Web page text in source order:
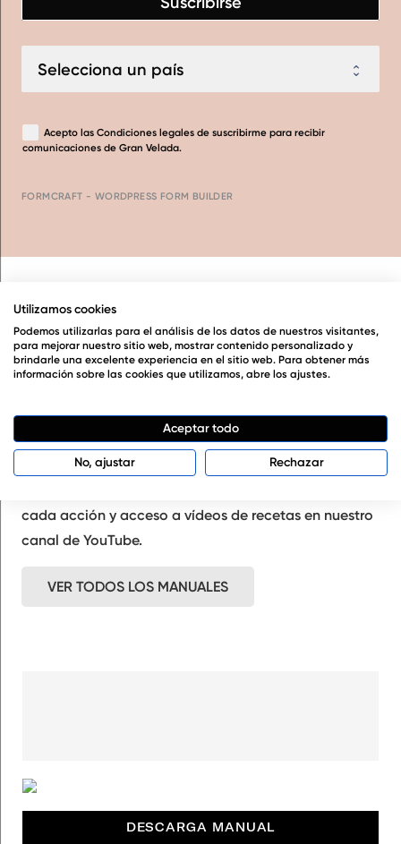
Acepto las Condiciones legalesde suscribirme para recibir
comunicaciones de Gran Velada.
FORMCRAFT - WORDPRESS FORM BUILDER
Descarga los manuales de Gran Velada gratis. Una
recetas, trucos, consejos y recomendaciones.
Una fuente de inspiración para tu creatividad, con
cada acción y acceso a vídeos de recetas en nuestro
canal de YouTube.
VER TODOS LOS MANUALES
DESCARGA MANUAL
Utilizamos cookies
Podemos utilizarlas para el análisis de los datos de nuestros visitantes,
para mejorar nuestro sitio web, mostrar contenido personalizado y
brindarle una excelente experiencia en el sitio web. Para obtener más
información sobre las cookies que utilizamos, abre los ajustes.
Aceptar todo
No, ajustar Rechazar